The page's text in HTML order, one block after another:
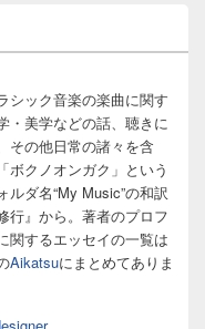
シック音楽の楽曲に関す
・美学などの話、聴きに
その他日常の諸々を含
ボクノオンガク」という
ダ名“My Music”の和訳
行』から。著者のプロフ
関するエッセイの一覧は
Aikatsuにまとめてありま